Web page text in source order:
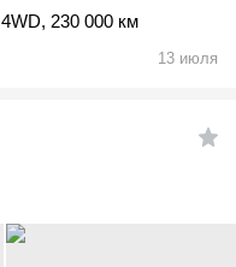
4WD, 230 000 км
13 июля